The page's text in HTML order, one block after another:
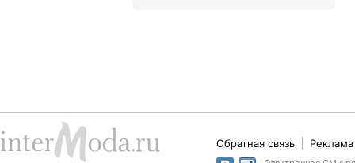
Обратная связь